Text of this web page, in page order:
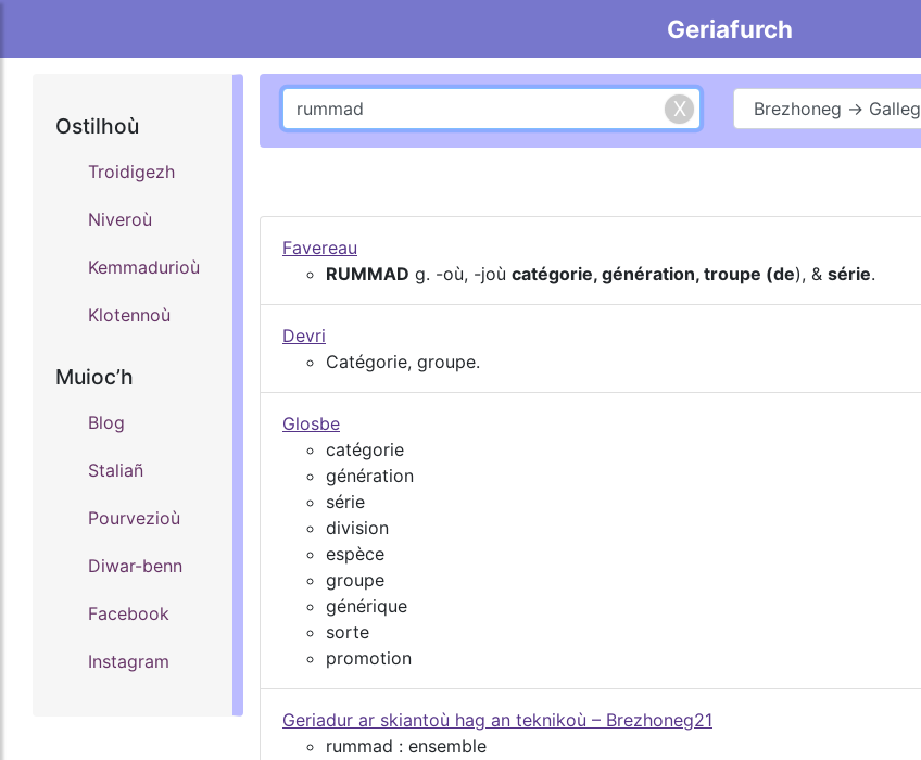
Geriafurch
Ostilhoù
Troidigezh
Niveroù
Kemmadurioù
Klotennoù
Muiocʼh
Blog
Staliañ
Pourvezioù
Diwar-benn
Facebook
Instagram
Brezhoneg → Galleg
Favereau
RUMMAD g. -où, -joù catégorie, génération, troupe (de), & série.
Devri
Catégorie, groupe.
Glosbe
catégorie
génération
série
division
espèce
groupe
générique
sorte
promotion
Geriadur ar skiantoù hag an teknikoù – Brezhoneg21
rummad : ensemble